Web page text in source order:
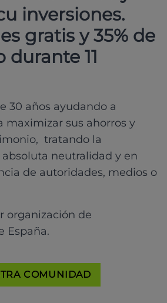
inversiones.
gratis y 35% de
durante 11
30 años ayudando a
maximizar sus ahorros y
tratando la
neutralidad y en
de autoridades, medios o
organización de
España.
COMUNIDAD